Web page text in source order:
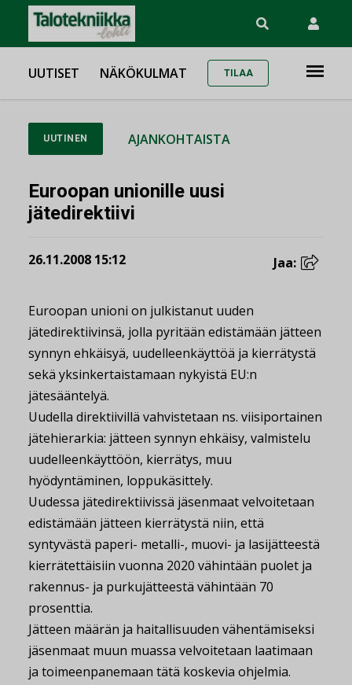
UUTISET NÄKÖKULMAT TILAA
UUTINEN AJANKOHTAISTA
Euroopan unionille uusi
jätedirektiivi
26.11.2008 15:12 Jaa:
Euroopan unioni on julkistanut uuden
jätedirektiivinsä, jolla pyritään edistämään jätteen
synnyn ehkäisyä, uudelleenkäyttöä ja kierrätystä
sekä yksinkertaistamaan nykyistä EU:n
jätesääntelyä.
Uudella direktiivillä vahvistetaan ns. viisiportainen
jätehierarkia: jätteen synnyn ehkäisy, valmistelu
uudelleenkäyttöön, kierrätys, muu
hyödyntäminen, loppukäsittely.
Uudessa jätedirektiivissä jäsenmaat velvoitetaan
edistämään jätteen kierrätystä niin, että
syntyvästä paperi- metalli-, muovi- ja lasijätteestä
kierrätettäisiin vuonna 2020 vähintään puolet ja
rakennus- ja purkujätteestä vähintään 70
prosenttia.
Jätteen määrän ja haitallisuuden vähentämiseksi
jäsenmaat muun muassa velvoitetaan laatimaan
ja toimeenpanemaan tätä koskevia ohjelmia.